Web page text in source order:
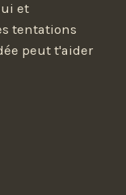
et
tentations
peut t'aider